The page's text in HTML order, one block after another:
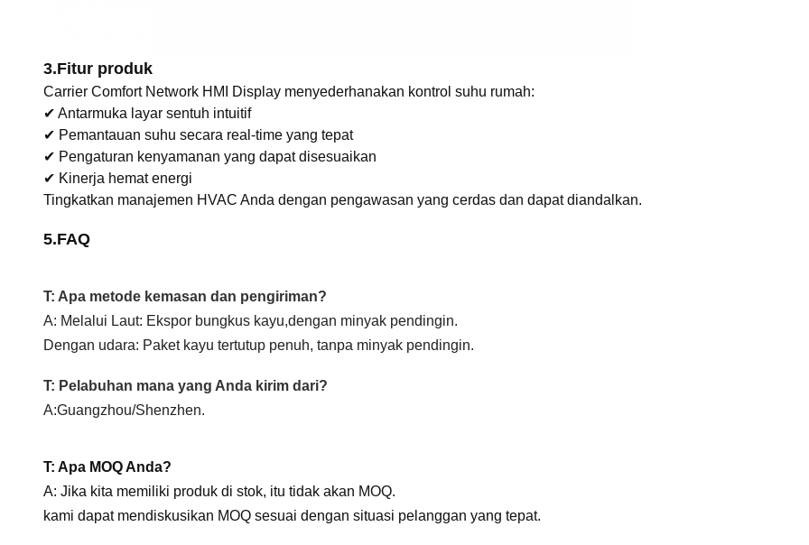
3.Fitur produk
Carrier Comfort Network HMI Display menyederhanakan kontrol suhu rumah:
✔ Antarmuka layar sentuh intuitif
✔ Pemantauan suhu secara real-time yang tepat
✔ Pengaturan kenyamanan yang dapat disesuaikan
✔ Kinerja hemat energi
Tingkatkan manajemen HVAC Anda dengan pengawasan yang cerdas dan dapat diandalkan.
5.FAQ
T: Apa metode kemasan dan pengiriman?
A: Melalui Laut: Ekspor bungkus kayu,dengan minyak pendingin.
Dengan udara: Paket kayu tertutup penuh, tanpa minyak pendingin.
T: Pelabuhan mana yang Anda kirim dari?
A:Guangzhou/Shenzhen.
T: Apa MOQ Anda?
A: Jika kita memiliki produk di stok, itu tidak akan MOQ.
kami dapat mendiskusikan MOQ sesuai dengan situasi pelanggan yang tepat.